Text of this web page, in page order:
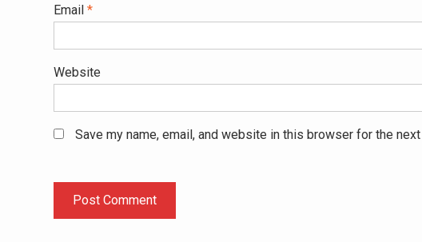
Email *
Website
Save my name, email, and website in this browser for the